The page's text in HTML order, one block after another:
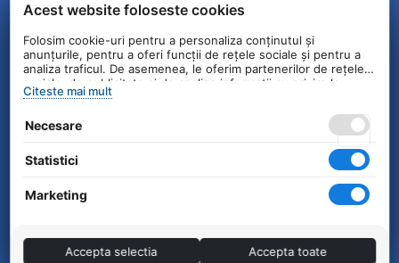
Acest website foloseste cookies
Folosim cookie-uri pentru a personaliza conținutul și
anunțurile, pentru a oferi funcții de rețele sociale și pentru a
analiza traficul. De asemenea, le oferim partenerilor de rețele
sociale, de publicitate și de analize informații cu privire la
modul în care folosiți site-ul nostru. Aceștia le pot combina cu
serviciilor lor.
Citeste mai mult
Necesare
Statistici
Marketing
Accepta selectia Accepta toate